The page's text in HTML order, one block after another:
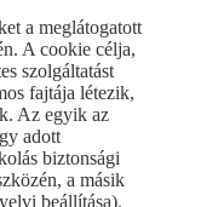
a meglátogatott
A cookie célja,
szolgáltatást
fajtája létezik,
Az egyik az
adott
biztonsági
a másik
beállítása),